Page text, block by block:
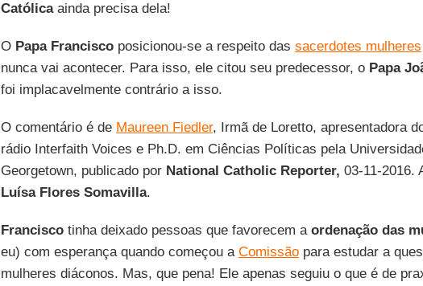
Católicaainda precisa dela!
OPapa Franciscoposicionou-se a respeito das sacerdotes mulheres
nunca vai acontecer. Para isso, ele citou seu predecessor, o Papa
foi implacavelmente contrário a isso.
O comentário é de Maureen Fiedler, Irmã de Loretto, apresentadora
rádio Interfaith Voices e Ph.D. em Ciências Políticas pela
Georgetown, publicado por National Catholic Reporter, 03-11-2016.
Luísa Flores Somavilla.
Franciscotinha deixado pessoas que favorecem a ordenação das
eu) com esperança quando começou a Comissãopara estudar a
mulheres diáconos. Mas, que pena! Ele apenas seguiu o que é de